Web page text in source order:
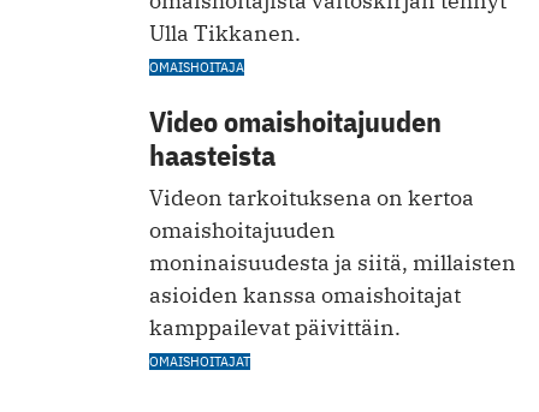
Ulla Tikkanen.
OMAISHOITAJA
Video omaishoitajuuden
haasteista
Videon tarkoituksena on kertoa
omaishoitajuuden
moninaisuudesta ja siitä, millaisten
asioiden kanssa omaishoitajat
kamppailevat päivittäin.
OMAISHOITAJAT